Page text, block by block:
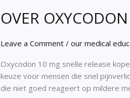
OVER
Leave a Comment / our medical
Oxycodon 10 mg snelle release
keuze voor mensen die snel
die niet goed reageert op mildere